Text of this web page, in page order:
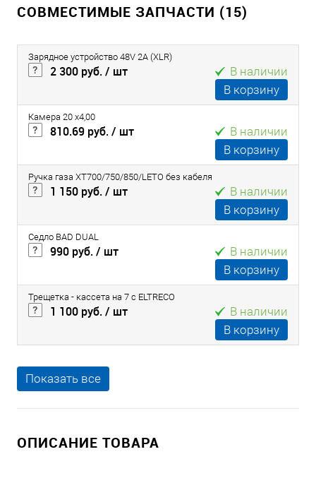
СОВМЕСТИМЫЕ ЗАПЧАСТИ (15)
Зарядное устройство 48V 2A (XLR)
2 300 руб./ шт
В наличии
В корзину
Камера 20 х4,00
810.69 руб./ шт
В наличии
В корзину
Ручка газа ХТ700/750/850/LETO без кабеля
1 150 руб./ шт
В наличии
В корзину
Седло BAD DUAL
990 руб./ шт
В наличии
В корзину
Трещетка - кассета на 7 с ELTRECO
1 100 руб./ шт
В наличии
В корзину
Показать все
ОПИСАНИЕ ТОВАРА